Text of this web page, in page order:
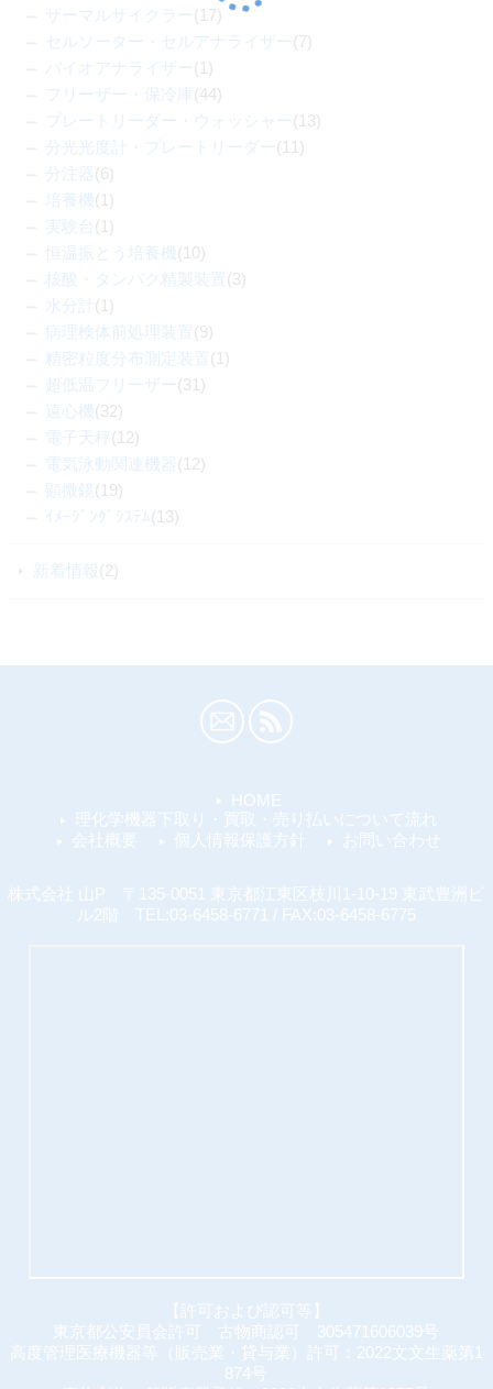
サーマルサイクラー(17)
セルソーター・セルアナライザー(7)
バイオアナライザー(1)
フリーザー・保冷庫 (44)
プレートリーダー・ウォッシャー(13)
分光光度計・プレートリーダー(11)
分注器 (6)
培養機(1)
実験台 (1)
恒温振とう培養機(10)
核酸・タンパク精製装置 (3)
水分計 (1)
病理検体前処理装置 (9)
精密粒度分布測定装置 (1)
超低温フリーザー(31)
遠心機(32)
電子天秤(12)
電気泳動関連機器 (12)
顕微鏡 (19)
ｲﾒｰｼﾞﾝｸﾞｼｽﾃﾑ(13)
新着情報(2)
HOME
理化学機器下取り・買取・売り払いについて流れ
会社概要
個人情報保護方針 お問い合わせ
株式会社 山P 〒135-0051 東京都江東区枝川1-10-19 東武豊洲ビ
ル2階 TEL:03-6458-6771 / FAX:03-6458-6775
【許可および認可等】
東京都公安員会許可 古物商認可 305471606039号
高度管理医療機器等（販売業・貸与業）許可：2022文文生薬第1
874号